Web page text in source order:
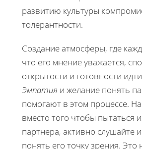
развитию культуры
толерантности.
Создание атмосферы, где
что его мнение уважается,
открытости и готовности
Эмпатия и желание понять
помогают в этом процессе.
вместо того чтобы пытаться
партнера, активно слушайте
понять его точку зрения. Это